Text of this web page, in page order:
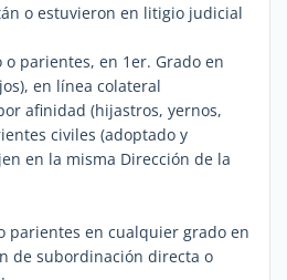
o estuvieron en litigio judicial
parientes, en 1er. Grado en
en línea colateral
afinidad (hijastros, yernos,
civiles (adoptado y
en la misma Dirección de la
parientes en cualquier grado en
de subordinación directa o